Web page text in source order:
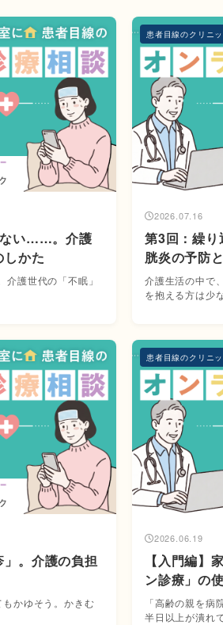
ない……。介護
しかた
護世代の「不眠」
患者目線のクリニッ
2026.07.16
第3回：繰
胱炎の予防
介護生活の中で
を抱える方は少
。介護の負担
もかゆそう。かきむ
患者目線のクリニッ
2026.06.19
【入門編】
ン診療」の
「高齢の親を
半日以上が潰れ